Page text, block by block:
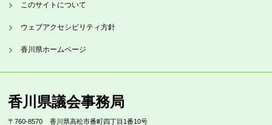
このサイトについて
ウェブアクセシビリティ方針
香川県ホームページ
香川県議会事務局
〒760-8570 香川県高松市番町四丁目1番10号